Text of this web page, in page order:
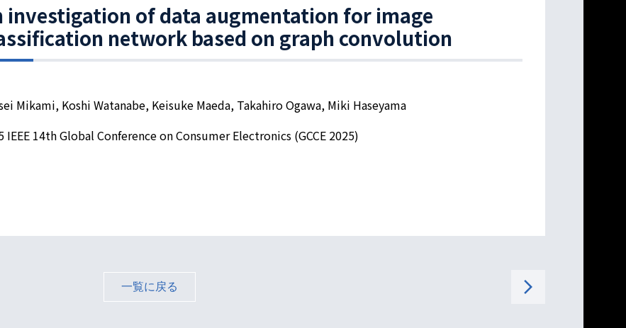
investigation of data augmentation for image
network based on graph convolution
Mikami, Koshi Watanabe, Keisuke Maeda, Takahiro Ogawa, Miki Haseyama
IEEE 14th Global Conference on Consumer Electronics (GCCE 2025)
一覧に戻る arrow_forward_ios